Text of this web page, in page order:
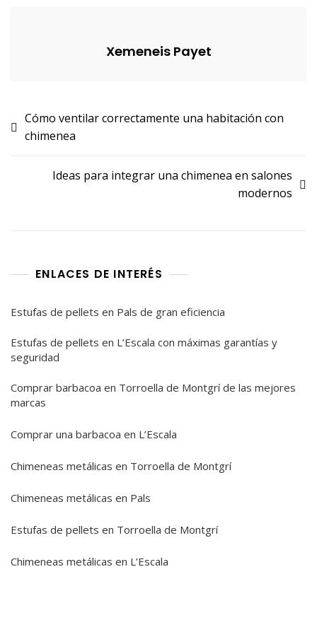
Xemeneis Payet
Navegación
de
Cómo ventilar correctamente una habitación con
chimenea
Ideas para integrar una chimenea en salones
modernos
ENLACES DE INTERÉS
Estufas de pellets en Pals de gran eficiencia
Estufas de pellets en L’Escala con máximas garantías y
seguridad
Comprar barbacoa en Torroella de Montgrí de las mejores
marcas
Comprar una barbacoa en L’Escala
Chimeneas metálicas en Torroella de Montgrí
Chimeneas metálicas en Pals
Estufas de pellets en Torroella de Montgrí
Chimeneas metálicas en L’Escala